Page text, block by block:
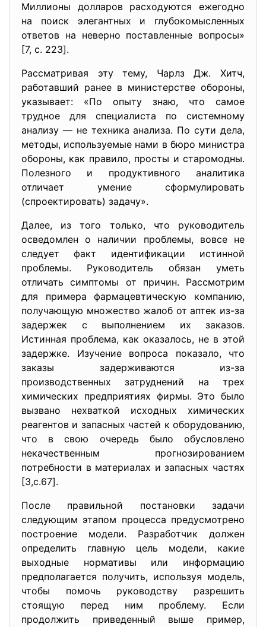
Миллионы долларов расходуются ежегодно
на поиск элегантных и глубокомысленных
ответов на неверно поставленные вопросы»
[7, c. 223].
Рассматривая эту тему, Чарлз Дж. Хитч,
работавший ранее в министерстве обороны,
указывает: «По опыту знаю, что самое
трудное для специалиста по системному
анализу — не техника анализа. По сути дела,
методы, используемые нами в бюро министра
обороны, как правило, просты и старомодны.
Полезного и продуктивного аналитика
отличает умение сформулировать
(спроектировать) задачу».
Далее, из того только, что руководитель
осведомлен о наличии проблемы, вовсе не
следует факт идентификации истинной
проблемы. Руководитель обязан уметь
отличать симптомы от причин. Рассмотрим
для примера фармацевтическую компанию,
получающую множество жалоб от аптек из-за
задержек с выполнением их заказов.
Истинная проблема, как оказалось, не в этой
задержке. Изучение вопроса показало, что
заказы задерживаются из-за
производственных затруднений на трех
химических предприятиях фирмы. Это было
вызвано нехваткой исходных химических
реагентов и запасных частей к оборудованию,
что в свою очередь было обусловлено
некачественным прогнозированием
потребности в материалах и запасных частях
[3,c.67].
После правильной постановки задачи
следующим этапом процесса предусмотрено
построение модели. Разработчик должен
определить главную цель модели, какие
выходные нормативы или информацию
предполагается получить, используя модель,
чтобы помочь руководству разрешить
стоящую перед ним проблему. Если
продолжить приведенный выше пример,